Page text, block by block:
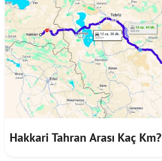
Hakkari Tahran Arası Kaç Km?